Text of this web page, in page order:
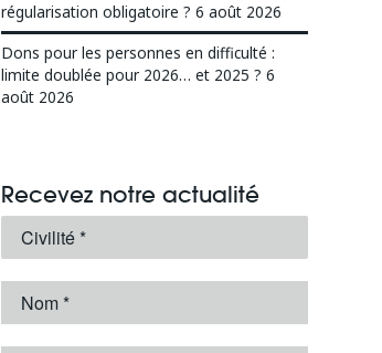
régularisation obligatoire ? 6 août 2026
Dons pour les personnes en difficulté :
limite doublée pour 2026… et 2025 ? 6
août 2026
Recevez notre actualité